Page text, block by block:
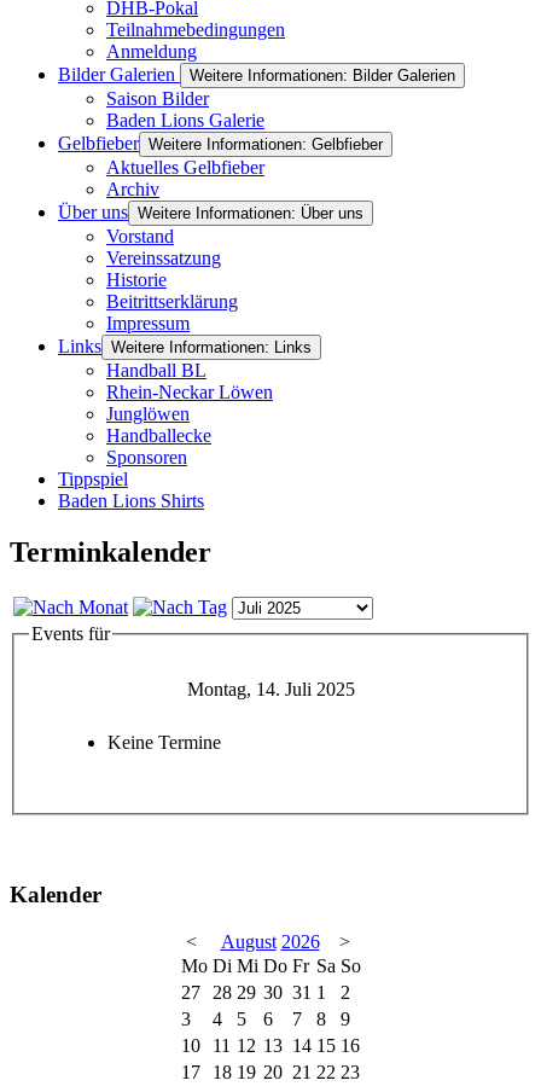
DHB-Pokal
Teilnahmebedingungen
Anmeldung
Bilder Galerien
Weitere Informationen: Bilder Galerien
Saison Bilder
Baden Lions Galerie
Gelbfieber Weitere Informationen: Gelbfieber
Aktuelles Gelbfieber
Archiv
Über uns Weitere Informationen: Über uns
Vorstand
Vereinssatzung
Historie
Beitrittserklärung
Impressum
Links Weitere Informationen: Links
Handball BL
Rhein-Neckar Löwen
Junglöwen
Handballecke
Sponsoren
Tippspiel
Baden Lions Shirts
Terminkalender
Events für
Montag, 14. Juli 2025
Keine Termine
Kalender
< August 2026
>
Mo Di Mi Do Fr Sa So
27
28 29 30 31 1
2
3
4 5 6 7 8
9
10
11 12 13 14 15 16
17
18 19 20 21 22 23